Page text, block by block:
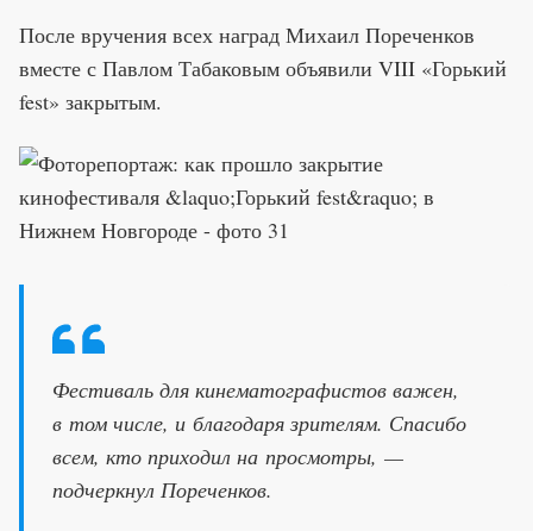
После вручения всех наград Михаил Пореченков
вместе с Павлом Табаковым объявили VIII «Горький
fest» закрытым.
Фестиваль для кинематографистов важен,
в том числе, и благодаря зрителям. Спасибо
всем, кто приходил на просмотры, —
подчеркнул Пореченков.